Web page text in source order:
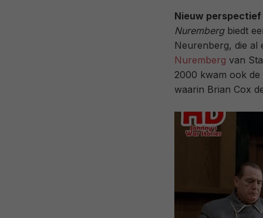
Nieuw perspectief
Nurembergbiedt
Neurenberg, die al
Nuremberg van
2000 kwam ook de
waarin Brian Cox